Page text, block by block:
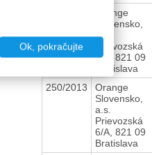
Orange
Slovensko,
a.s.
Prievozská
6/A, 821 09
Bratislava
250/2013
Orange
Slovensko,
a.s.
Prievozská
6/A, 821 09
Bratislava
Ok, pokračujte